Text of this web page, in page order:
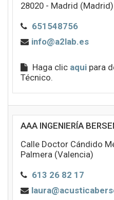
28020 - Madrid (Madrid)
651548756
info@a2lab.es
Haga clic aqui para
Técnico.
AAA INGENIERÍA
Calle Doctor Cándido
Palmera (Valencia)
613 26 82 17